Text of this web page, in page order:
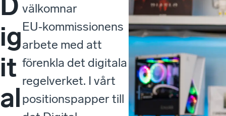
D
ig
it
al
välkomnar
EU‑kommissionens
arbete med att
förenkla det digitala
regelverket. I vårt
positionspapper till